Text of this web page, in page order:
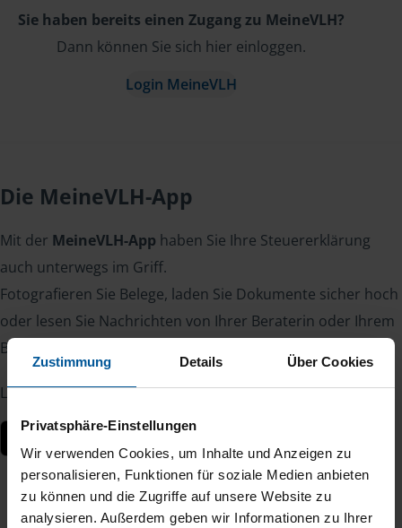
Zustimmung Details Über Cookies
Privatsphäre-Einstellungen
Wir verwenden Cookies, um Inhalte und Anzeigen zu
personalisieren, Funktionen für soziale Medien anbieten
zu können und die Zugriffe auf unsere Website zu
analysieren. Außerdem geben wir Informationen zu Ihrer
Sie haben bereits einen Zugang zu MeineVLH?
Dann können Sie sich hier einloggen.
Login MeineVLH
Die MeineVLH-App
Mit der MeineVLH-App haben Sie Ihre Steuererklärung
auch unterwegs im Griff.
Fotografieren Sie Belege, laden Sie Dokumente sicher hoch
oder lesen Sie Nachrichten von Ihrer Beraterin oder Ihrem
Berater – jederzeit und von überall.
Laden Sie die App kostenlos herunter: